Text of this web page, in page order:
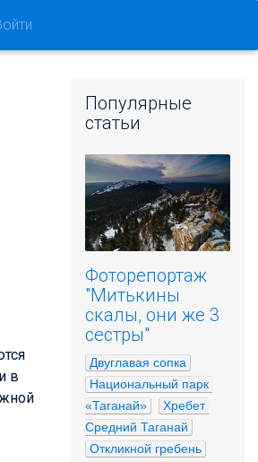
в
Популярные
статьи
Фоторепортаж
"Митькины
скалы, они же 3
сестры"
Двуглавая сопка
Национальный парк
«Таганай»
Хребет
Средний Таганай
Откликной гребень